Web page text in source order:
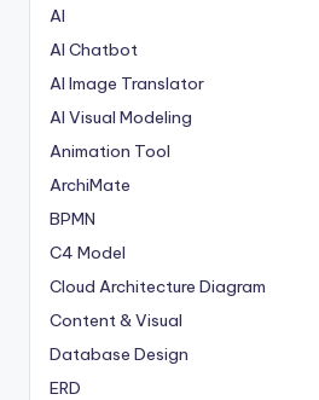
AI
AI Chatbot
AI Image Translator
AI Visual Modeling
Animation Tool
ArchiMate
BPMN
C4 Model
Cloud Architecture Diagram
Content & Visual
Database Design
ERD